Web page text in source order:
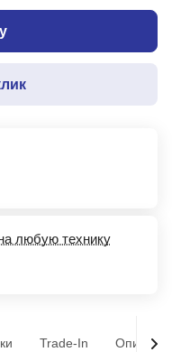
любую технику
Trade-In